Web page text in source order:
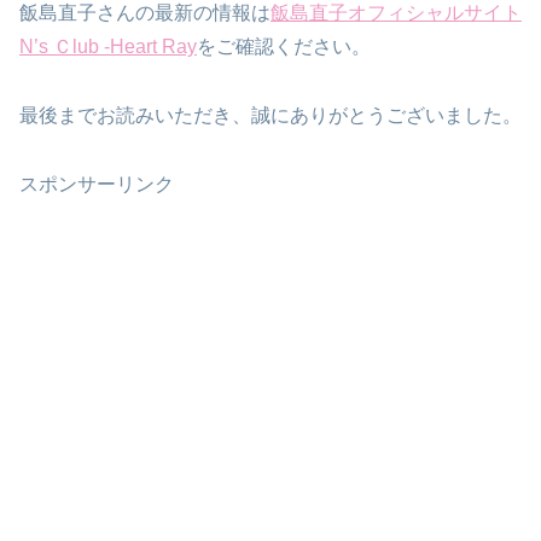
飯島直子さんの最新の情報は飯島直子オフィシャルサイト
N’s Ｃlub -Heart Rayをご確認ください。
最後までお読みいただき、誠にありがとうございました。
スポンサーリンク